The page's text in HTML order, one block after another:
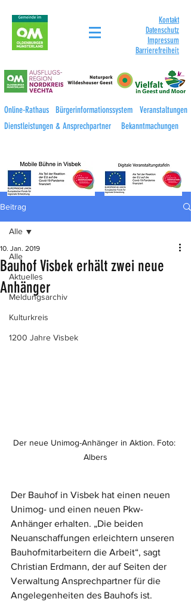
Kontakt
Datenschutz
Impressum
Barrierefreiheit
Online-Rathaus Bürgerinformationssystem
Veranstaltungen
Dienstleistungen & Ansprechpartner
Bekanntmachungen
Beitrag
Alle
Aktuelles
Meldungsarchiv
Kulturkreis
1200 Jahre Visbek
Alle
Bauhof Visbek erhält zwei neue
Anhänger
10. Jan. 2019
Der neue Unimog-Anhänger in Aktion. Foto:
Albers
Der Bauhof in Visbek hat einen neuen
Unimog- und einen neuen Pkw-
Anhänger erhalten. „Die beiden
Neuanschaffungen erleichtern unseren
Bauhofmitarbeitern die Arbeit“, sagt
Christian Erdmann, der auf Seiten der
Verwaltung Ansprechpartner für die
Angelegenheiten des Bauhofs ist.